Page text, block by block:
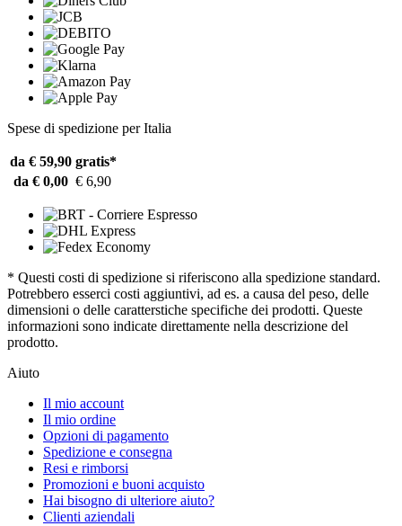
Spese di spedizione per Italia
da € 59,90 gratis*
da € 0,00 € 6,90
* Questi costi di spedizione si riferiscono alla spedizione standard.
Potrebbero esserci costi aggiuntivi, ad es. a causa del peso, delle
dimensioni o delle caratterstiche specifiche dei prodotti. Queste
informazioni sono indicate direttamente nella descrizione del
prodotto.
Aiuto
Il mio account
Il mio ordine
Opzioni di pagamento
Spedizione e consegna
Resi e rimborsi
Promozioni e buoni acquisto
Hai bisogno di ulteriore aiuto?
Clienti aziendali